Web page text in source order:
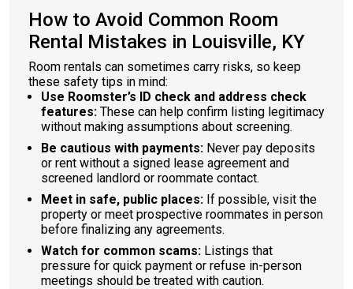
How to Avoid Common Room
Rental Mistakes in Louisville, KY
Room rentals can sometimes carry risks, so keep
these safety tips in mind:
Use Roomster’s ID check and address check
features: These can help confirm listing legitimacy
without making assumptions about screening.
Be cautious with payments: Never pay deposits
or rent without a signed lease agreement and
screened landlord or roommate contact.
Meet in safe, public places: If possible, visit the
property or meet prospective roommates in person
before finalizing any agreements.
Watch for common scams: Listings that
pressure for quick payment or refuse in-person
meetings should be treated with caution.